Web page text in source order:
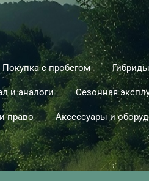
Покупка с пробегом
и аналоги Сезонная
право Аксессуары и